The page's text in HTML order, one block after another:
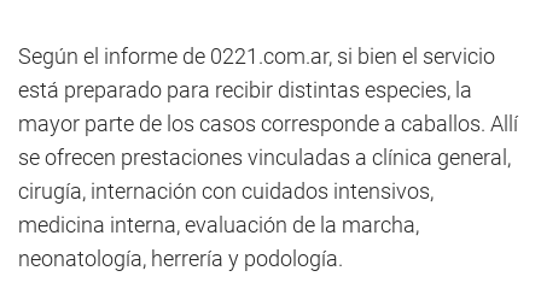
Según el informe de 0221.com.ar, si bien el servicio
está preparado para recibir distintas especies, la
mayor parte de los casos corresponde a caballos. Allí
se ofrecen prestaciones vinculadas a clínica general,
cirugía, internación con cuidados intensivos,
medicina interna, evaluación de la marcha,
neonatología, herrería y podología.